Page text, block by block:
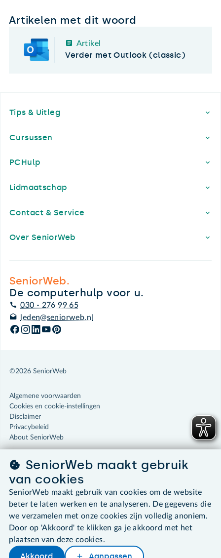
Artikelen met dit woord
Artikel
Verder met Outlook (classic)
Tips & Uitleg
Cursussen
PCHulp
Lidmaatschap
Contact & Service
Over SeniorWeb
SeniorWeb.
De computerhulp voor u.
030 - 276 99 65
leden@seniorweb.nl
©2026 SeniorWeb
Algemene voorwaarden
Cookies en cookie-instellingen
Disclaimer
Privacybeleid
About SeniorWeb
SeniorWeb maakt gebruik
van cookies
SeniorWeb maakt gebruik van cookies om de website
beter te laten werken en te analyseren. De gegevens die
we verzamelen met onze cookies zijn volledig anoniem.
Door op 'Akkoord' te klikken ga je akkoord met het
plaatsen van deze cookies.